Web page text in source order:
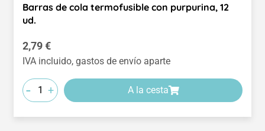
Barras de cola termofusible con purpurina, 12
ud.
Precio normal:
2,79 €
IVA incluido, gastos de envío aparte
- + A la cesta